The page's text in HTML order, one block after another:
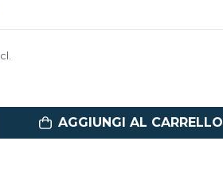
AGGIUNGI AL CARRELLO